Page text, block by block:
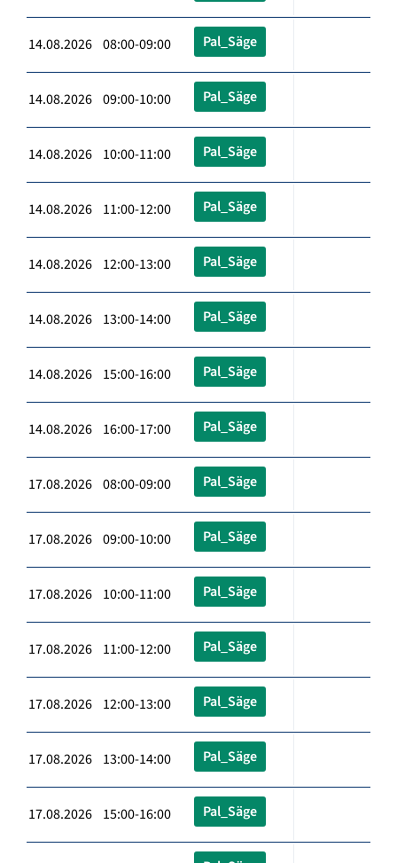
14.08.2026 08:00-09:00 Pal_Säge
14.08.2026 09:00-10:00 Pal_Säge
14.08.2026 10:00-11:00 Pal_Säge
14.08.2026 11:00-12:00 Pal_Säge
14.08.2026 12:00-13:00 Pal_Säge
14.08.2026 13:00-14:00 Pal_Säge
14.08.2026 15:00-16:00 Pal_Säge
14.08.2026 16:00-17:00 Pal_Säge
17.08.2026 08:00-09:00 Pal_Säge
17.08.2026 09:00-10:00 Pal_Säge
17.08.2026 10:00-11:00 Pal_Säge
17.08.2026 11:00-12:00 Pal_Säge
17.08.2026 12:00-13:00 Pal_Säge
17.08.2026 13:00-14:00 Pal_Säge
17.08.2026 15:00-16:00 Pal_Säge